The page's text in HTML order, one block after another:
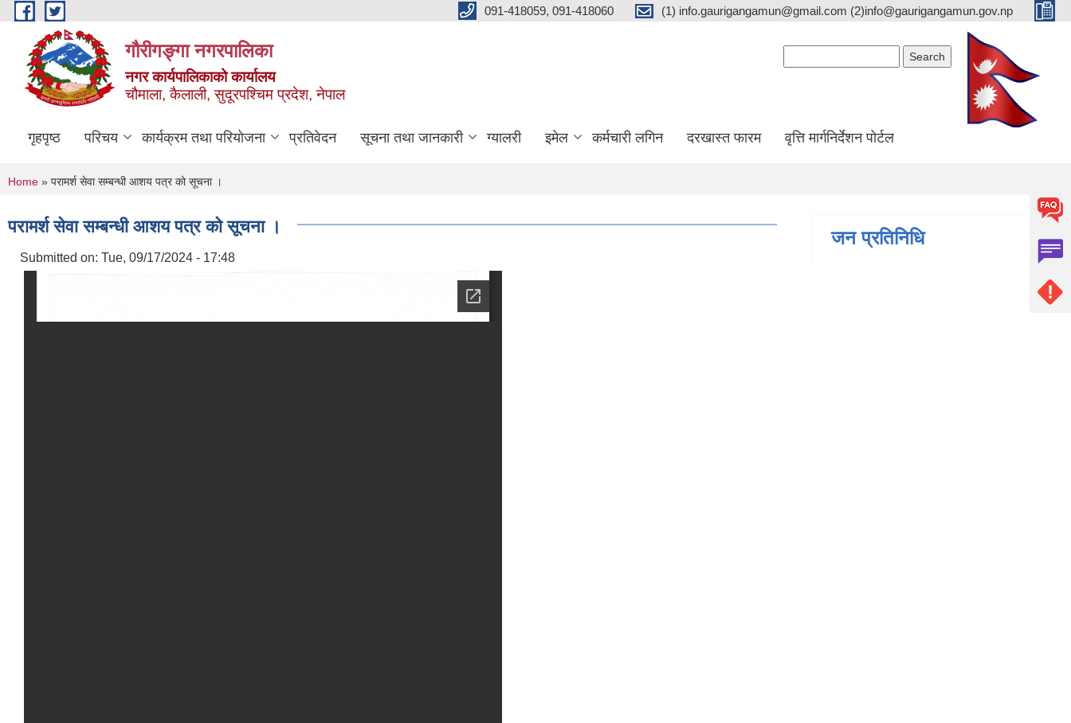
Skip to main content 091-418059, 091-418060 (1) info.gaurigangamun@gmail.com (2)info@gaurigangamun.gov.np
गौरीगङ्गा नगरपालिका
नगर कार्यपालिकाको कार्यालय
चौमाला, कैलाली, सुदूरपश्चिम प्रदेश, नेपाल
गृहपृष्ठ परिचय कार्यक्रम तथा परियोजना प्रतिवेदन सूचना तथा जानकारी ग्यालरी इमेल कर्मचारी लगिन दरखास्त फारम वृत्ति मार्गनिर्देशन पोर्टल
You are here
Home » परामर्श सेवा सम्बन्धी आशय पत्र को सूचना ।
परामर्श सेवा सम्बन्धी आशय पत्र को सूचना ।
Submitted on: Tue, 09/17/2024 - 17:48
जन प्रतिनिधि